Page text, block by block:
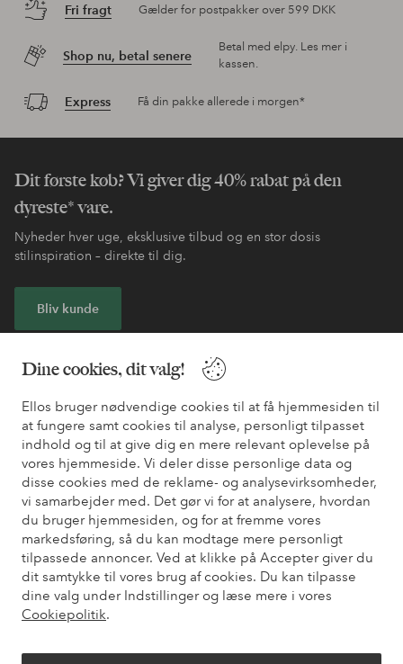
Dine cookies, dit valg!
Ellos bruger nødvendige cookies til at få hjemmesiden til
at fungere samt cookies til analyse, personligt tilpasset
indhold og til at give dig en mere relevant oplevelse på
vores hjemmeside. Vi deler disse personlige data og
disse cookies med de reklame- og analysevirksomheder,
vi samarbejder med. Det gør vi for at analysere, hvordan
du bruger hjemmesiden, og for at fremme vores
markedsføring, så du kan modtage mere personligt
tilpassede annoncer. Ved at klikke på Accepter giver du
dit samtykke til vores brug af cookies. Du kan tilpasse
dine valg under Indstillinger og læse mere i vores
Cookiepolitik.
Fri fragt Gælder for postpakker over 599 DKK
Shop nu, betal senere
Betal med elpy. Les mer i
kassen.
Express Få din pakke allerede i morgen*
Dit første køb? Vi giver dig 40% rabat på den
dyreste* vare.
Nyheder hver uge, eksklusive tilbud og en stor dosis
stilinspiration – direkte til dig.
Bliv kunde
Har du brug for hjælp?
Du kan finde svar på de oftest stillede spørgsmål i vores FAQ.
Du kan også finde oplysninger om, hvordan du kontakter os.
Kundeservice Bestilling Betalingsmåde
Mine sider